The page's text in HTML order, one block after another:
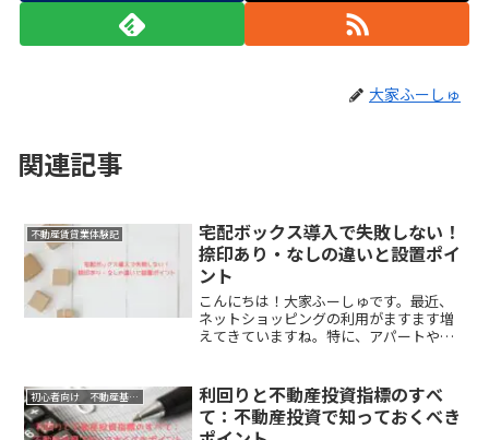
大家ふーしゅ
関連記事
不動産賃貸業体験記
宅配ボックス導入で失敗しない！
捺印あり・なしの違いと設置ポイ
ント
こんにちは！大家ふーしゅです。最近、
ネットショッピングの利用がますます増
えてきていますね。特に、アパートやマ
時に便利なのが「宅配ボックス」です。
宅配ボックスがあれば、留...
初心者向け 不動産基礎編
利回りと不動産投資指標のすべ
て：不動産投資で知っておくべき